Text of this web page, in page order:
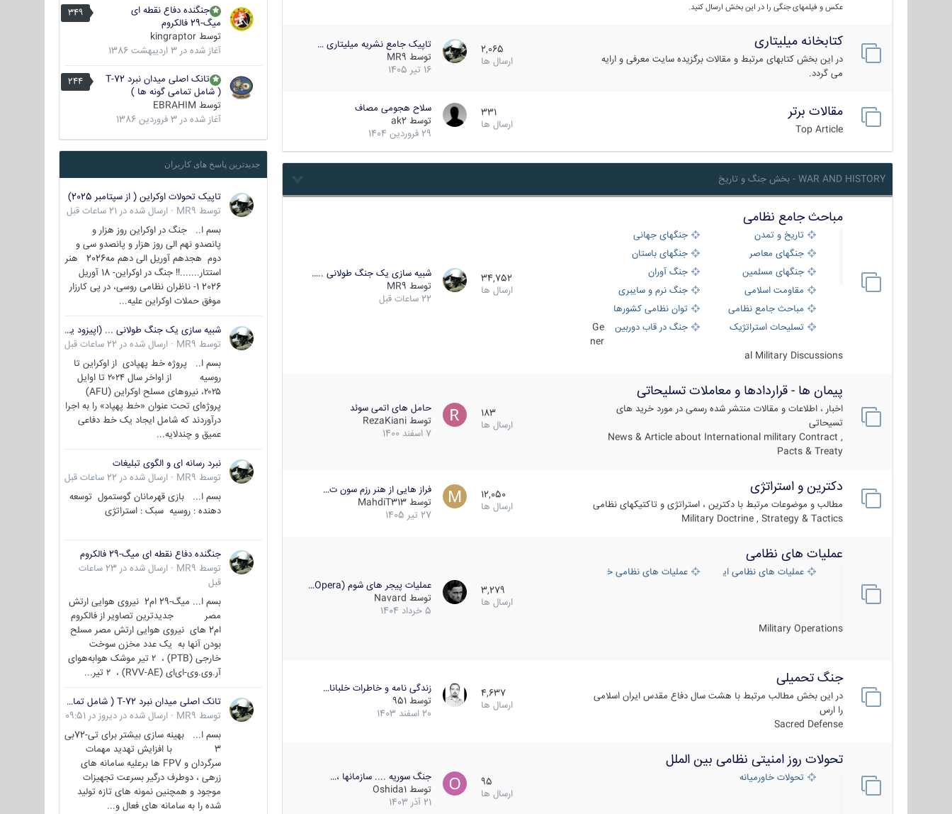
عکس و فیلمهای جنگی را در این بخش ارسال کنید.
کتابخانه میلیتاری
در این بخش کتابهای مرتبط و مقالات برگزیده سایت معرفی و ارایه
می گردد.
2,065
ارسال ها
تاپیک جامع نشریه میلیتاری …
توسط MR9
16 تیر 1405
مقالات برتر
Top Article
331
ارسال ها
سلاح هجومی مصاف
توسط ak2
29 فروردین 1404
WAR AND HISTORY - بخش جنگ و تاریخ
مباحث جامع نظامی
تاریخ و تمدن
جنگهای جهانی
جنگهای معاصر
جنگهای باستان
جنگهای مسلمین
جنگ آوران
مقاومت اسلامی
جنگ نرم و سایبری
مباحث جامع نظامی
توان نظامی کشورها
تسلیحات استراتژیک
جنگ در قاب دوربین
Ge
ner
al Military Discussions
34,752
ارسال ها
شبیه سازی یک جنگ طولانی ..…
توسط MR9
22 ساعات قبل
پیمان ها - قراردادها و معاملات تسلیحاتی
اخبار ، اطلاعات و مقالات منتشر شده رسمی در مورد خرید های
تسیحاتی
News & Article about International military Contract ,
Pacts & Treaty
183
ارسال ها
حامل های اتمی سوئد
توسط RezaKiani
7 اسفند 1400
دکترین و استراتژی
مطالب و موضوعات مرتبط با دکترین ، استراتژی و تاکتیکهای نظامی
Military Doctrine , Strategy & Tactics
12,050
ارسال ها
فراز هایی از هنر رزم سون ت…
توسط MahdiT313
27 تیر 1405
عملیات های نظامی
عملیات های نظامی ایران عملیات های نظامی خارجی
Military Operations
3,279
ارسال ها
عملیات پیجر های شوم (Opera…
توسط Navard
5 خرداد 1404
جنگ تحمیلی
در این بخش مطالب مرتبط با هشت سال دفاع مقدس ایران اسلامی
را ارس
Sacred Defense
4,637
ارسال ها
زندگی نامه و خاطرات خلبانا…
توسط 951
20 اسفند 1403
تحولات روز امنیتی نظامی بین الملل
تحولات خاورمیانه
95
ارسال ها
جنگ سوریه .... سازمانها ،…
توسط Oshida1
21 آذر 1403
349
جنگنده دفاع نقطه ای
میگ-29 فالکروم
توسط kingraptor
آغاز شده در 3 اردیبهشت 1386
244
تانک اصلی میدان نبرد T-72
( شامل تمامی گونه ها )
توسط EBRAHIM
آغاز شده در 3 فروردین 1386
جدیدترین پاسخ های کاربران
تاپیک تحولات اوکراین ( از سپتامبر 2025)
توسط MR9
· ارسال شده در 21 ساعات قبل
بسم ا.. جنگ در اوکراین روز هزار و
پانصدو نهم الی روز هزار و پانصدو سی و
دوم هجدهم آوریل الی دهم مه2026 هنر
استتار.......!! جنگ در اوکراین- 18 آوریل
2026 1- ناظران نظامی روسی، در پی کارزار
موفق حملات اوکراین علیه...
شبیه سازی یک جنگ طولانی ... (اپیزود یکم : اوکراین )
توسط MR9
· ارسال شده در 22 ساعات قبل
بسم ا.. پروژه خط پهپادی از اوکراین تا
روسیه از اواخر سال ۲۰۲۴ تا اوایل
۲۰۲۵، نیروهای مسلح اوکراین (AFU)
پروژه‌ای تحت عنوان «خط پهپاد» را به اجرا
درآوردند که شامل ایجاد یک خط دفاعی
عمیق و چندلایه...
نبرد رسانه ای و الگوی تبلیغات
توسط MR9
· ارسال شده در 22 ساعات قبل
بسم ا... بازی قهرمانان گوستمول توسعه
دهنده : روسیه سبک : استراتژی
جنگنده دفاع نقطه ای میگ-29 فالکروم
توسط MR9
· ارسال شده در
23 ساعات
قبل
بسم ا... میگ-29 ام2 نیروی هوایی ارتش
مصر جدیدترین تصاویر از فالکروم
ام2 های نیروی هوایی ارتش مصر مسلح
بودن آنها به یک عدد مخزن سوخت
خارجی (PTB) ، ۲ تیر موشک هوابه‌هوای
آر.وی.وی-ای‌ای (RVV-AE) ، ۲ تیر...
تانک اصلی میدان نبرد T-72 ( شامل تمامی گونه ها )
توسط MR9
· ارسال شده در دیروز در 09:51
بسم ا... بهینه سازی بیشتر برای تی-72بی
3 با افزایش تهدید مهمات
سرگردان و FPV ها برعلیه سامانه های
زرهی ، دوطرف درگیر بسرعت تجهیزات
موجود و همچنین نمونه های تازه تولید
شده را به سامانه های فعال و...